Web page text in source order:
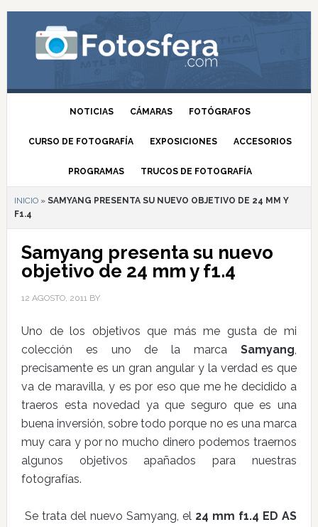
NOTICIAS CÁMARAS FOTÓGRAFOS
CURSO DE FOTOGRAFÍA EXPOSICIONES ACCESORIOS
PROGRAMAS TRUCOS DE FOTOGRAFÍA
INICIO» SAMYANG PRESENTA SU NUEVO OBJETIVO DE 24 MM Y
F1.4
Samyang presenta su nuevo
objetivo de 24 mm y f1.4
12 AGOSTO, 2011BY
Uno de los objetivos que más me gusta de mi
colección es uno de la marcaSamyang,
precisamente es un gran angular y la verdad es que
va de maravilla, y es por eso que me he decidido a
traeros esta novedad ya que seguro que es una
buena inversión, sobre todo porque no es una marca
muy cara y por no mucho dinero podemos traernos
algunos objetivos apañados para nuestras
fotografías.
Se trata del nuevo Samyang, el 24 mm f1.4 ED AS